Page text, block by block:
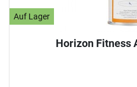
Auf Lager
Horizon Fitness